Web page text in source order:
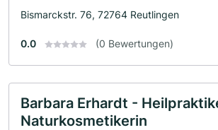
Bismarckstr. 76, 72764 Reutlingen
0.0 (0 Bewertungen)
Barbara Erhardt -
Naturkosmetikerin